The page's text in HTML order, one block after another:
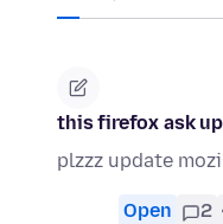
this firefox ask
plzzz update
Open 2